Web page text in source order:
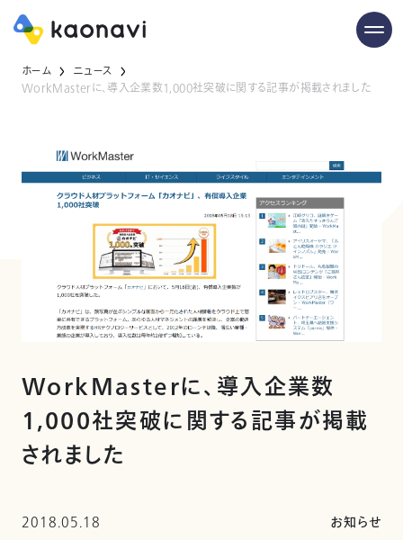
ホーム
ニュース
WorkMasterに、導入企業数1,000社突破に関する記事が掲載されました
WorkMasterに、導入企業数
1,000社突破に関する記事が掲載
されました
2018.05.18 お知らせ